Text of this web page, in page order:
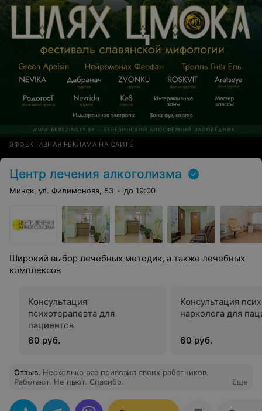
ЭФФЕКТИВНАЯ РЕКЛАМА НА САЙТЕ
Центр лечения алкоголизма
Минск, ул. Филимонова, 53 до 19:00
Широкий выбор лечебных методик, а также лечебных
комплексов
Консультация
психотерапевта для
пациентов
60 руб.
Консультация
нарколога для
60 руб.
Отзыв. Несколько раз привозил своих работников.
Работают. Не пьют. Спасибо.
Еще